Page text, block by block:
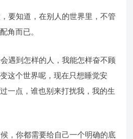
要知道，在别人的世界里，不管
角而已。
遇到怎样的人，我能怎样奋不顾
这个世界呢，现在只想睡觉安
一点，谁也别来打扰我，我的生
，你都需要给自己一个明确的底